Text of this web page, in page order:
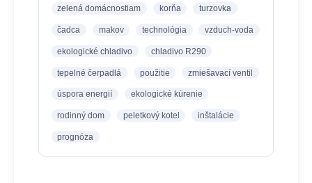
zelená domácnostiam korňa turzovka
čadca makov technológia vzduch-voda
ekologické chladivo chladivo R290
tepelné čerpadlá použitie zmiešavací ventil
úspora energií ekologické kúrenie
rodinný dom peletkový kotel inštalácie
prognóza